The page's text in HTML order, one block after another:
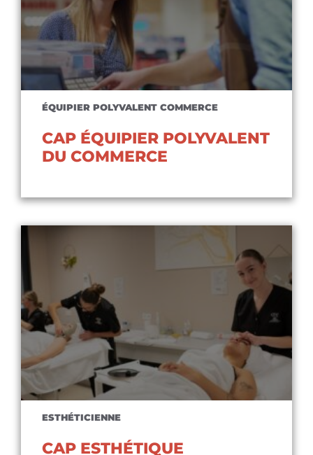
ÉQUIPIER POLYVALENT COMMERCE
CAP ÉQUIPIER POLYVALENT
DU COMMERCE
ESTHÉTICIENNE
CAP ESTHÉTIQUE